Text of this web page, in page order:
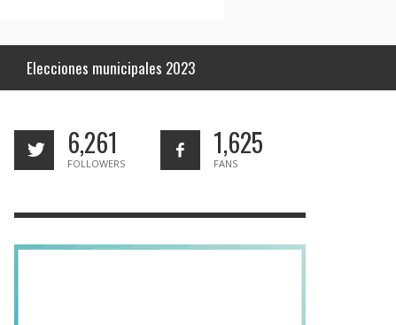
Elecciones municipales 2023
6,261
FOLLOWERS
1,625
FANS